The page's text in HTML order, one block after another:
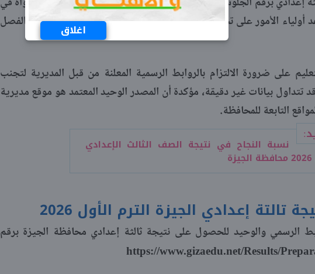
اغلاق
أولياء الأمور على تحديد نقاط القوة والضعف لدى أبنائهم قبل انطلاق الفصل
على ضرورة الالتزام بالروابط الرسمية المعلنة من قبل المديرية لتجنب
تتداول بيانات غير دقيقة، مؤكدة أن المصدر الوحيد المعتمد هو موقع مديرية
التابعة للمحافظة.
نسبة النجاح في نتيجة الصف الثالث الإعدادي
تالتة إعدادي الجيزة الترم الأول 2026
الرسمي والوحيد للحصول على نتيجة ثالثة إعدادي محافظة الجيزة برقم
https://www.gizaedu.net/Results/